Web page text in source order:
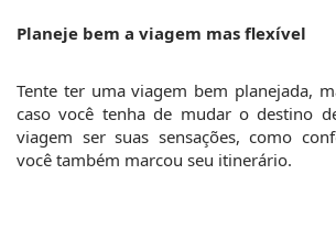
Planeje bem a viagem mas flexível
Tente ter uma viagem bem planejada,
caso você tenha de mudar o destino
viagem ser suas sensações, como
você também marcou seu itinerário.